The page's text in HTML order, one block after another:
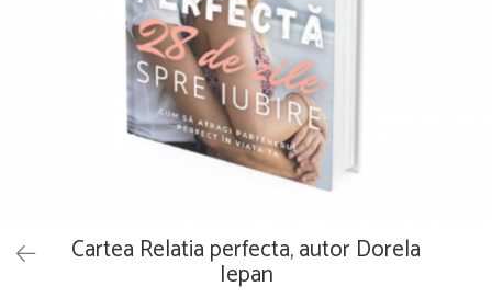
Cartea Relatia perfecta, autor Dorela
Iepan